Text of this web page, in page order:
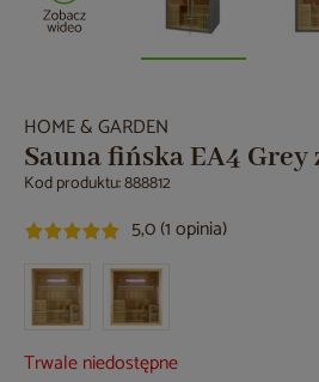
HOME & GARDEN
Sauna fińska EA4 Grey
Kod produktu: 888812
5,0 (1 opinia)
Trwale niedostępne